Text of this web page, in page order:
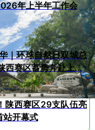
年上半年工作会
｜环球自然日双城总
宜昌站圆满收官 陕西赛区蓄势奔赴上...
陕西赛区29支队伍亮
站开幕式